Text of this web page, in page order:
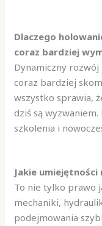
Dlaczego
coraz bardziej
Dynamiczny
coraz bardziej
wszystko sprawia,
dziś są
szkolenia i
Jakie
To nie tylko prawo
mechaniki,
podejmowania